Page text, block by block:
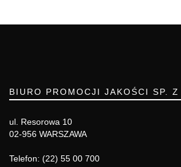
BIURO PROMOCJI JAKOŚCI SP. Z
ul. Resorowa 10
02-956 WARSZAWA
Telefon: (22) 55 00 700